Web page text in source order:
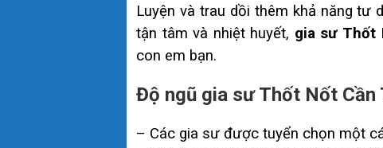
Luyện và trau dồi thêm khả năng tư
tận tâm và nhiệt huyết, gia sư Thốt
con em bạn.
Độ ngũ gia sư Thốt Nốt Cần
– Các gia sư được tuyển chọn một